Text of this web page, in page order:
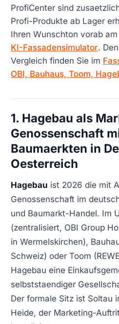
ProfiCenter sind
Profi-Produkte ab Lager
Ihren Wunschton vorab
KI-Fassadensimulator.
Vergleich finden Sie im
OBI, Bauhaus, Toom,
1. Hagebau als
Genossenschaft
Baumaerkten in
Oesterreich
Hagebau ist 2026 die mit
Genossenschaft im
und Baumarkt-Handel. Im
(zentralisiert, OBI Group
in Wermelskirchen),
Schweiz) oder Toom
Hagebau eine
selbststaendiger
Der formale Sitz ist Soltau
Heide, der Marketing-